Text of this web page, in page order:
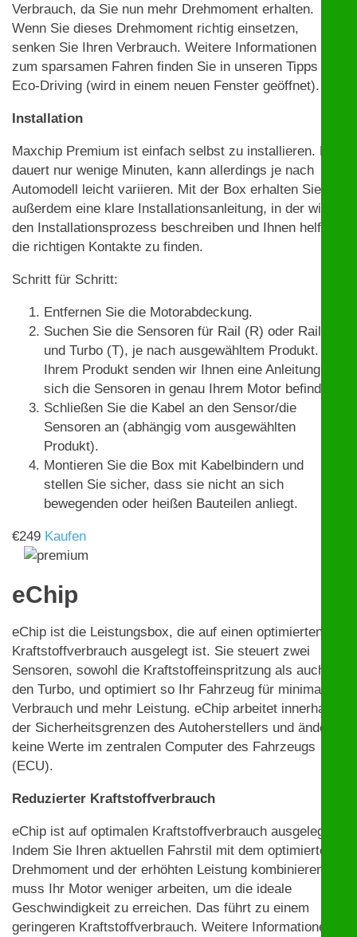
Verbrauch, da Sie nun mehr Drehmoment erhalten.
Wenn Sie dieses Drehmoment richtig einsetzen,
senken Sie Ihren Verbrauch. Weitere Informationen
zum sparsamen Fahren finden Sie in unseren Tipps zu
Eco-Driving (wird in einem neuen Fenster geöffnet).
Installation
Maxchip Premium ist einfach selbst zu installieren. Das
dauert nur wenige Minuten, kann allerdings je nach
Automodell leicht variieren. Mit der Box erhalten Sie
außerdem eine klare Installationsanleitung, in der wir
den Installationsprozess beschreiben und Ihnen helfen,
die richtigen Kontakte zu finden.
Schritt für Schritt:
Entfernen Sie die Motorabdeckung.
Suchen Sie die Sensoren für Rail (R) oder Rail (R)
und Turbo (T), je nach ausgewähltem Produkt. Mit
Ihrem Produkt senden wir Ihnen eine Anleitung, wo
sich die Sensoren in genau Ihrem Motor befinden.
Schließen Sie die Kabel an den Sensor/die
Sensoren an (abhängig vom ausgewählten
Produkt).
Montieren Sie die Box mit Kabelbindern und
stellen Sie sicher, dass sie nicht an sich
bewegenden oder heißen Bauteilen anliegt.
€249 Kaufen
eChip
eChip ist die Leistungsbox, die auf einen optimierten
Kraftstoffverbrauch ausgelegt ist. Sie steuert zwei
Sensoren, sowohl die Kraftstoffeinspritzung als auch
den Turbo, und optimiert so Ihr Fahrzeug für minimalen
Verbrauch und mehr Leistung. eChip arbeitet innerhalb
der Sicherheitsgrenzen des Autoherstellers und ändert
keine Werte im zentralen Computer des Fahrzeugs
(ECU).
Reduzierter Kraftstoffverbrauch
eChip ist auf optimalen Kraftstoffverbrauch ausgelegt.
Indem Sie Ihren aktuellen Fahrstil mit dem optimierten
Drehmoment und der erhöhten Leistung kombinieren,
muss Ihr Motor weniger arbeiten, um die ideale
Geschwindigkeit zu erreichen. Das führt zu einem
geringeren Kraftstoffverbrauch. Weitere Informationen